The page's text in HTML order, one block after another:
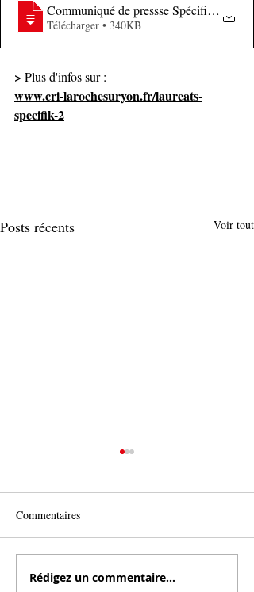
Communiqué de pressse Spécifik Saison 2
Télécharger • 340KB
> Plus d'infos sur :
www.cri-larochesuryon.fr/laureats-
specifik-2
Posts récents Voir tout
Comment Dany Gaborieau et
Commentaires
Rédigez un commentaire...